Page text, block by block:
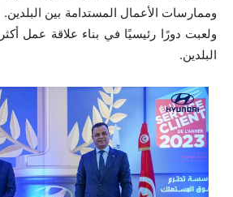
وممارسات الأعمال المستدامة بين
ولعبت دورًا رئيسيًا في بناء علاقة عمل
البلدين.